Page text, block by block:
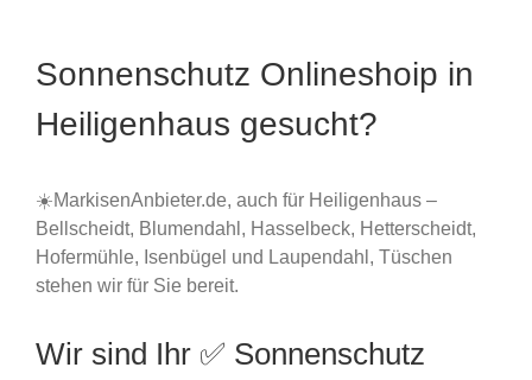
Sonnenschutz Onlineshoip in
Heiligenhaus gesucht?
☀️MarkisenAnbieter.de, auch für Heiligenhaus –
Bellscheidt, Blumendahl, Hasselbeck, Hetterscheidt,
Hofermühle, Isenbügel und Laupendahl, Tüschen
stehen wir für Sie bereit.
Wir sind Ihr ✅ Sonnenschutz